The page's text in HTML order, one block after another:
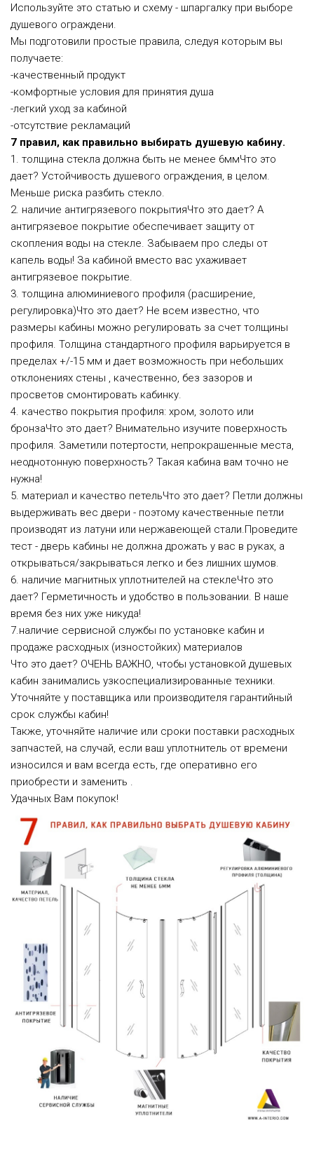
Используйте это статью и схему - шпаргалку при выборе
душевого ограждени.
Мы подготовили простые правила, следуя которым вы
получаете:
-качественный продукт
-комфортные условия для принятия душа
-легкий уход за кабиной
-отсутствие рекламаций
7 правил, как правильно выбирать душевую кабину.
1. толщина стекла должна быть не менее 6ммЧто это
дает? Устойчивость душевого ограждения, в целом.
Меньше риска разбить стекло.
2. наличие антигрязевого покрытияЧто это дает? А
антигрязевое покрытие обеспечивает защиту от
скопления воды на стекле. Забываем про следы от
капель воды! За кабиной вместо вас ухаживает
антигрязевое покрытие.
3. толщина алюминиевого профиля (расширение,
регулировка)Что это дает? Не всем известно, что
размеры кабины можно регулировать за счет толщины
профиля. Толщина стандартного профиля варьируется в
пределах +/-15 мм и дает возможность при небольших
отклонениях стены , качественно, без зазоров и
просветов смонтировать кабинку.
4. качество покрытия профиля: хром, золото или
бронзаЧто это дает? Внимательно изучите поверхность
профиля. Заметили потертости, непрокрашенные места,
неоднотонную поверхность? Такая кабина вам точно не
нужна!
5. материал и качество петельЧто это дает? Петли должны
выдерживать вес двери - поэтому качественные петли
производят из латуни или нержавеющей стали.Проведите
тест - дверь кабины не должна дрожать у вас в руках, а
открываться/закрываться легко и без лишних шумов.
6. наличие магнитных уплотнителей на стеклеЧто это
дает? Герметичность и удобство в пользовании. В наше
время без них уже никуда!
7.наличие сервисной службы по установке кабин и
продаже расходных (изностойких) материалов
Что это дает? ОЧЕНЬ ВАЖНО, чтобы установкой душевых
кабин занимались узкоспециализированные техники.
Уточняйте у поставщика или производителя гарантийный
срок службы кабин!
Также, уточняйте наличие или сроки поставки расходных
запчастей, на случай, если ваш уплотнитель от времени
износился и вам всегда есть, где оперативно его
приобрести и заменить .
Удачных Вам покупок!